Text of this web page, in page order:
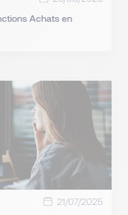
Achats en
21/07/2025